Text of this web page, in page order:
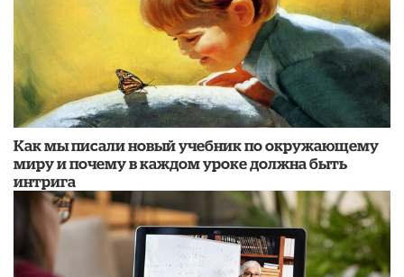
Как мы писали новый учебник по окружающему
миру и почему в каждом уроке должна быть
интрига